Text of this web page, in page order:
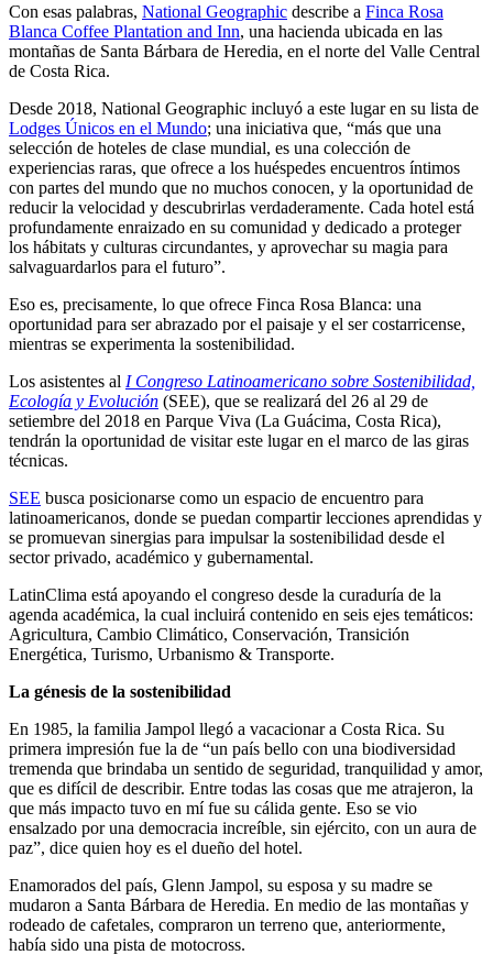
Con esas palabras, National Geographic describe a Finca Rosa
Blanca Coffee Plantation and Inn, una hacienda ubicada en las
montañas de Santa Bárbara de Heredia, en el norte del Valle Central
de Costa Rica.
Desde 2018, National Geographic incluyó a este lugar en su lista de
Lodges Únicos en el Mundo; una iniciativa que, “más que una
selección de hoteles de clase mundial, es una colección de
experiencias raras, que ofrece a los huéspedes encuentros íntimos
con partes del mundo que no muchos conocen, y la oportunidad de
reducir la velocidad y descubrirlas verdaderamente. Cada hotel está
profundamente enraizado en su comunidad y dedicado a proteger
los hábitats y culturas circundantes, y aprovechar su magia para
salvaguardarlos para el futuro”.
Eso es, precisamente, lo que ofrece Finca Rosa Blanca: una
oportunidad para ser abrazado por el paisaje y el ser costarricense,
mientras se experimenta la sostenibilidad.
Los asistentes al I Congreso Latinoamericano sobre Sostenibilidad,
Ecología y Evolución (SEE), que se realizará del 26 al 29 de
setiembre del 2018 en Parque Viva (La Guácima, Costa Rica),
tendrán la oportunidad de visitar este lugar en el marco de las giras
técnicas.
SEE busca posicionarse como un espacio de encuentro para
latinoamericanos, donde se puedan compartir lecciones aprendidas y
se promuevan sinergias para impulsar la sostenibilidad desde el
sector privado, académico y gubernamental.
LatinClima está apoyando el congreso desde la curaduría de la
agenda académica, la cual incluirá contenido en seis ejes temáticos:
Agricultura, Cambio Climático, Conservación, Transición
Energética, Turismo, Urbanismo & Transporte.
La génesis de la sostenibilidad
En 1985, la familia Jampol llegó a vacacionar a Costa Rica. Su
primera impresión fue la de “un país bello con una biodiversidad
tremenda que brindaba un sentido de seguridad, tranquilidad y amor,
que es difícil de describir. Entre todas las cosas que me atrajeron, la
que más impacto tuvo en mí fue su cálida gente. Eso se vio
ensalzado por una democracia increíble, sin ejército, con un aura de
paz”, dice quien hoy es el dueño del hotel.
Enamorados del país, Glenn Jampol, su esposa y su madre se
mudaron a Santa Bárbara de Heredia. En medio de las montañas y
rodeado de cafetales, compraron un terreno que, anteriormente,
había sido una pista de motocross.